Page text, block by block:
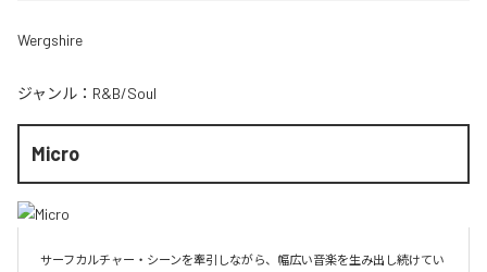
Wergshire
ジャンル： R&B/Soul
Micro
サーフカルチャー・シーンを牽引しながら、幅広い音楽を生み出し続けてい